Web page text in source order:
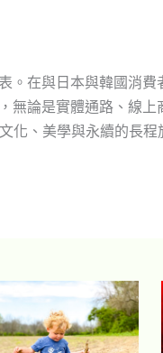
。在與日本與韓國消
無論是實體通路、線
、美學與永續的長程